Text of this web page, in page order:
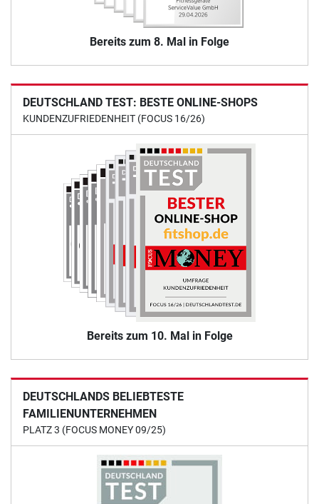
Bereits zum 8. Mal in Folge
DEUTSCHLAND TEST: BESTE ONLINE-SHOPS
KUNDENZUFRIEDENHEIT (FOCUS 16/26)
Bereits zum 10. Mal in Folge
DEUTSCHLANDS BELIEBTESTE
FAMILIENUNTERNEHMEN
PLATZ 3 (FOCUS MONEY 09/25)